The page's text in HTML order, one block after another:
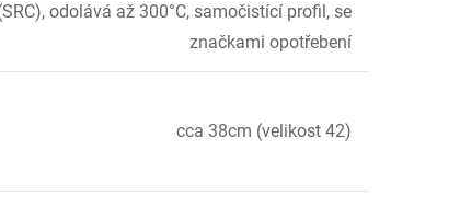
odolává až 300°C, samočistící profil, se
značkami opotřebení
cca 38cm (velikost 42)